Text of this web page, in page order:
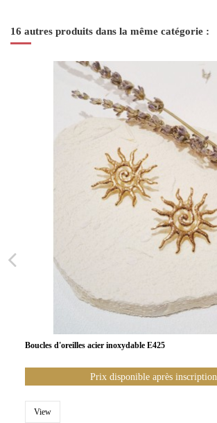
16 autres produits dans la même catégorie :
Boucles d'oreilles acier inoxydable E425
Prix disponible après inscription
View